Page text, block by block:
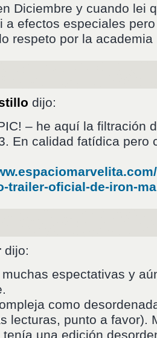
Diciembre y cuando lei
a efectos especiales
respeto por la academia
dijo:
– he aquí la filtración
En calidad fatídica pero
trailer-oficial-de-iron-
dijo:
espectativas y
como
lecturas, punto a favor).
tenía una edición